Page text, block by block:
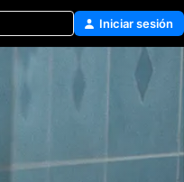
Iniciar sesión